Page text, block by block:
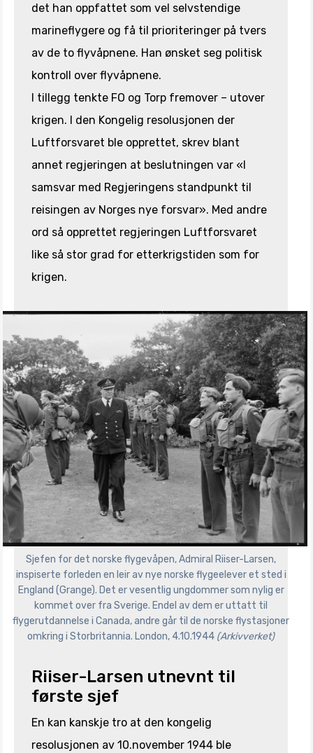
det han oppfattet som vel selvstendige
marineflygere og få til prioriteringer på tvers
av de to flyvåpnene. Han ønsket seg politisk
kontroll over flyvåpnene.
I tillegg tenkte FO og Torp fremover – utover
krigen. I den Kongelig resolusjonen der
Luftforsvaret ble opprettet, skrev blant
annet regjeringen at beslutningen var «I
samsvar med Regjeringens standpunkt til
reisingen av Norges nye forsvar». Med andre
ord så opprettet regjeringen Luftforsvaret
like så stor grad for etterkrigstiden som for
krigen.
Sjefen for det norske flygevåpen, Admiral Riiser-Larsen,
inspiserte forleden en leir av nye norske flygeelever et sted i
England (Grange). Det er vesentlig ungdommer som nylig er
kommet over fra Sverige. Endel av dem er uttatt til
flygerutdannelse i Canada, andre går til de norske flystasjoner
omkring i Storbritannia. London, 4.10.1944 (Arkivverket)
Riiser-Larsen utnevnt til
første sjef
En kan kanskje tro at den kongelig
resolusjonen av 10.november 1944 ble